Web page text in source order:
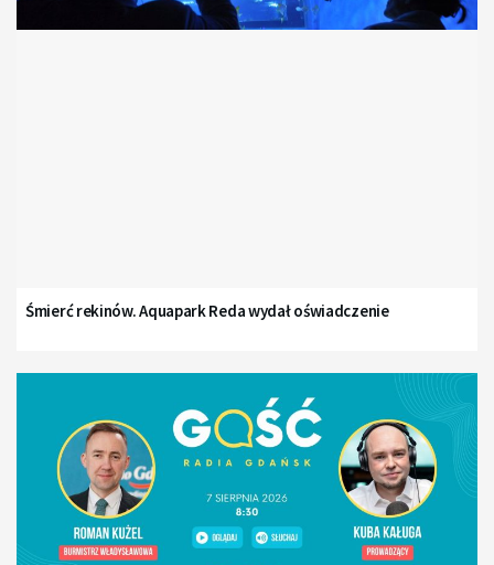
Śmierć rekinów. Aquapark Reda wydał oświadczenie